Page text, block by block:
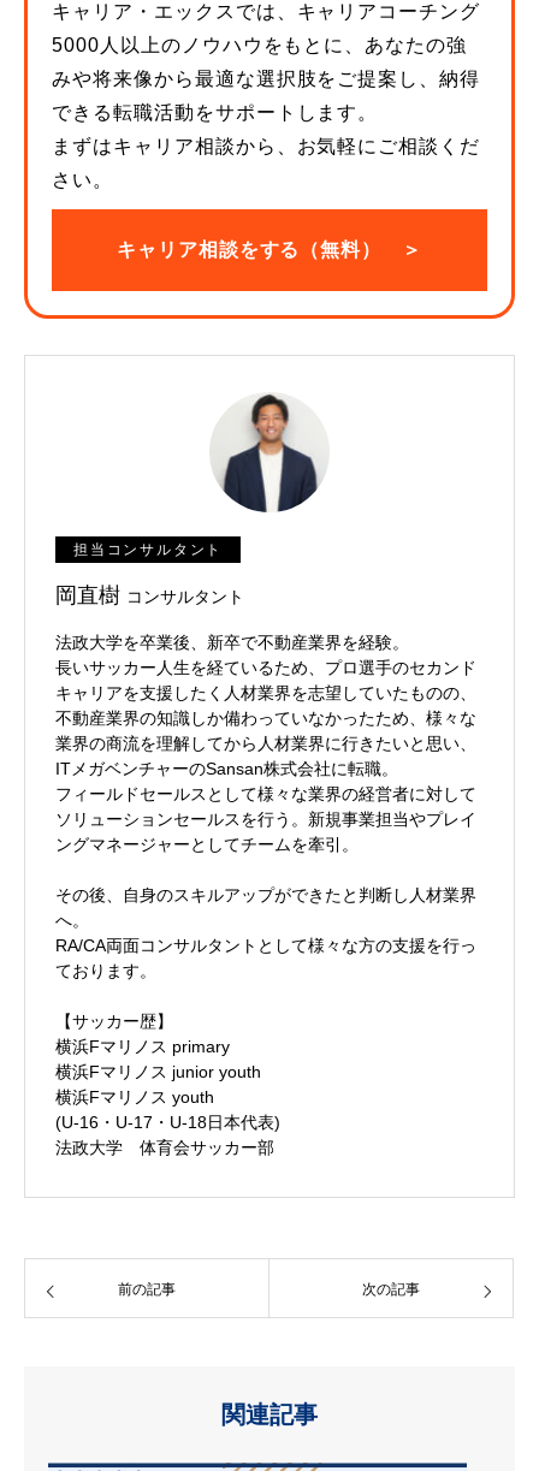
キャリア・エックスでは、キャリアコーチング
5000人以上のノウハウをもとに、あなたの強
みや将来像から最適な選択肢をご提案し、納得
できる転職活動をサポートします。
まずはキャリア相談から、お気軽にご相談くだ
さい。
キャリア相談をする（無料） ＞
担当コンサルタント
岡直樹 コンサルタント
法政大学を卒業後、新卒で不動産業界を経験。
長いサッカー人生を経ているため、プロ選手のセカンド
キャリアを支援したく人材業界を志望していたものの、
不動産業界の知識しか備わっていなかったため、様々な
業界の商流を理解してから人材業界に行きたいと思い、
ITメガベンチャーのSansan株式会社に転職。
フィールドセールスとして様々な業界の経営者に対して
ソリューションセールスを行う。新規事業担当やプレイ
ングマネージャーとしてチームを牽引。
その後、自身のスキルアップができたと判断し人材業界
へ。
RA/CA両面コンサルタントとして様々な方の支援を行っ
ております。
【サッカー歴】
横浜Fマリノス primary
横浜Fマリノス junior youth
横浜Fマリノス youth
(U-16・U-17・U-18日本代表)
法政大学 体育会サッカー部
前の記事 次の記事
関連記事